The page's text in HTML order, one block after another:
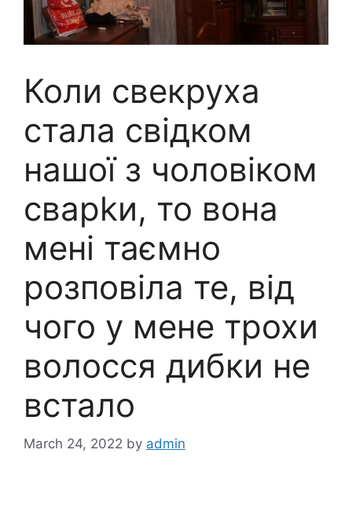
Коли свекруха
стала свідком
нашої з чоловіком
сварkи, то вона
мені таємно
розповіла те, від
чого у мене трохи
волосся дибки не
встало
March 24, 2022 by admin